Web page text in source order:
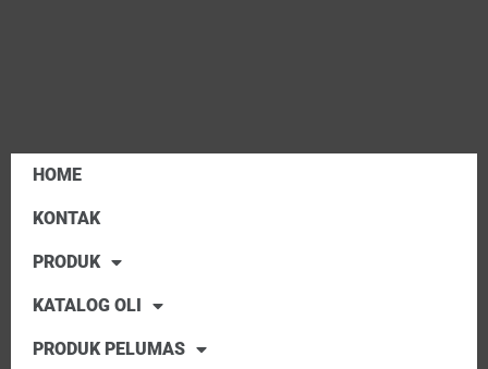
HOME
KONTAK
PRODUK
KATALOG OLI
PRODUK PELUMAS